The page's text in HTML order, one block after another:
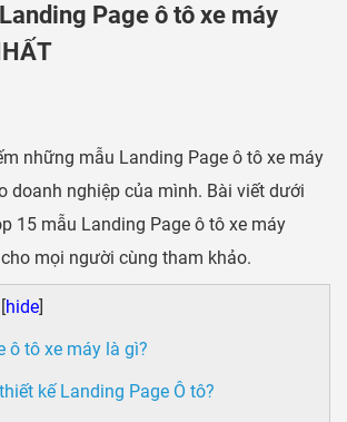
Page ô tô xe máy
những mẫu Landing Page ô tô xe máy
doanh nghiệp của mình. Bài viết dưới
15 mẫu Landing Page ô tô xe máy
mọi người cùng tham khảo.
hide]
ô tô xe máy là gì?
kế Landing Page Ô tô?